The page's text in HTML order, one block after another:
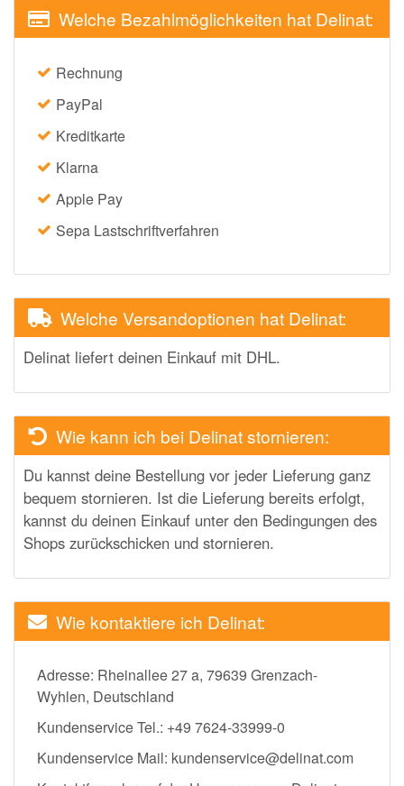
Welche Bezahlmöglichkeiten hat Delinat:
Rechnung
PayPal
Kreditkarte
Klarna
Apple Pay
Sepa Lastschriftverfahren
Welche Versandoptionen hat Delinat:
Delinat liefert deinen Einkauf mit DHL.
Wie kann ich bei Delinat stornieren:
Du kannst deine Bestellung vor jeder Lieferung ganz
bequem stornieren. Ist die Lieferung bereits erfolgt,
kannst du deinen Einkauf unter den Bedingungen des
Shops zurückschicken und stornieren.
Wie kontaktiere ich Delinat:
Adresse: Rheinallee 27 a, 79639 Grenzach-
Wyhlen, Deutschland
Kundenservice Tel.: +49 7624-33999-0
Kundenservice Mail: kundenservice@delinat.com